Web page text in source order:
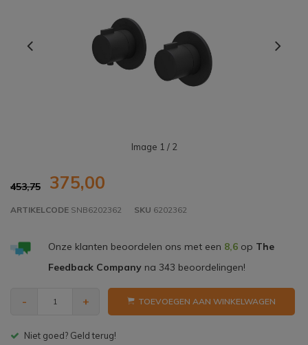
Image 1 / 2
453,75 375,00
ARTIKELCODE SNB6202362 SKU 6202362
Onze klanten beoordelen ons met een 8,6op The
Feedback Companyna 343 beoordelingen!
- + TOEVOEGEN AAN WINKELWAGEN
Gratis bezorgen v.a. € 150,- (NL)